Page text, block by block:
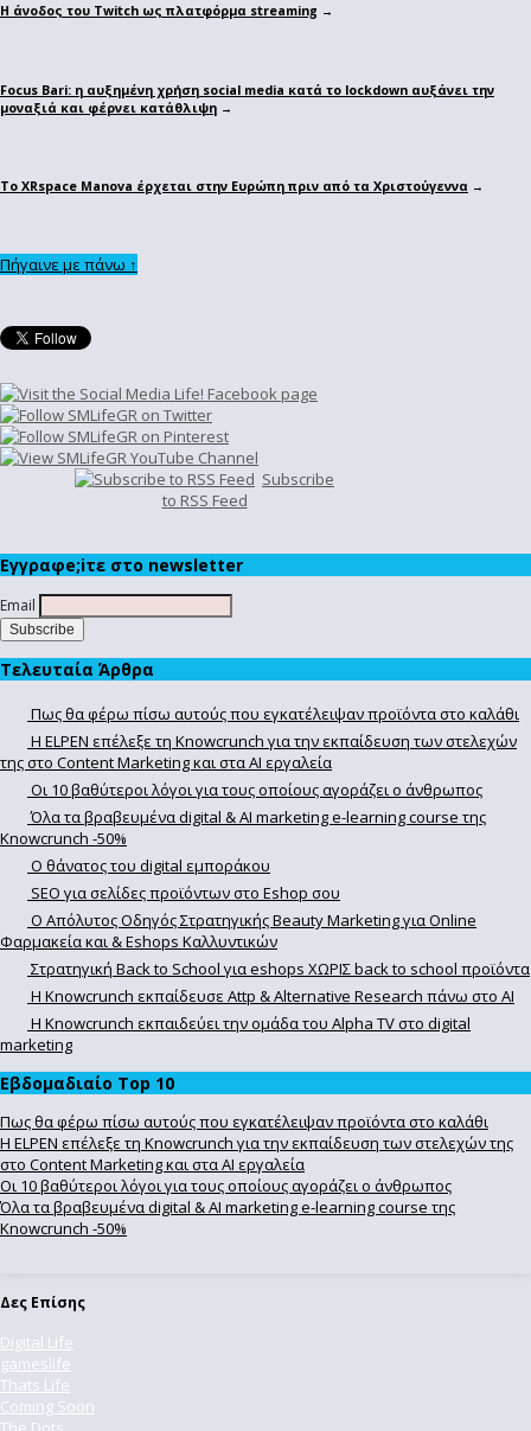
Η άνοδος του Twitch ως πλατφόρμα streaming →
Focus Bari: η αυξημένη χρήση social media κατά το lockdown αυξάνει την
μοναξιά και φέρνει κατάθλιψη →
Το XRspace Manova έρχεται στην Ευρώπη πριν από τα Χριστούγεννα →
Πήγαινε με πάνω ↑
Subscribe
to RSS Feed
Εγγραφe;iτε στο newsletter
Email
Τελευταία Άρθρα
Πως θα φέρω πίσω αυτούς που εγκατέλειψαν προϊόντα στο καλάθι
Η ELPEN επέλεξε τη Knowcrunch για την εκπαίδευση των στελεχών
της στο Content Marketing και στα AI εργαλεία
Οι 10 βαθύτεροι λόγοι για τους οποίους αγοράζει ο άνθρωπος
Όλα τα βραβευμένα digital & AI marketing e-learning course της
Knowcrunch -50%
Ο θάνατος του digital εμποράκου
SEO για σελίδες προϊόντων στο Eshop σου
Ο Απόλυτoς Οδηγός Στρατηγικής Beauty Marketing για Online
Φαρμακεία και & Eshops Καλλυντικών
Στρατηγική Back to School για eshops ΧΩΡΙΣ back to school προϊόντα
Η Knowcrunch εκπαίδευσε Attp & Alternative Research πάνω στο ΑΙ
Η Knowcrunch εκπαιδεύει την ομάδα του Alpha TV στο digital
marketing
Εβδομαδιαίο Top 10
Πως θα φέρω πίσω αυτούς που εγκατέλειψαν προϊόντα στο καλάθι
Η ELPEN επέλεξε τη Knowcrunch για την εκπαίδευση των στελεχών της
στο Content Marketing και στα AI εργαλεία
Οι 10 βαθύτεροι λόγοι για τους οποίους αγοράζει ο άνθρωπος
Όλα τα βραβευμένα digital & AI marketing e-learning course της
Knowcrunch -50%
Δες Επίσης
Digital Life
gameslife
Thats Life
Coming Soon